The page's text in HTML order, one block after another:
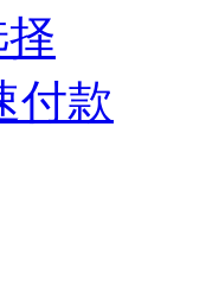
付款